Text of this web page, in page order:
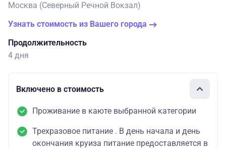
Москва (Северный Речной Вокзал)
Узнать стоимость из Вашего города
Продолжительность
4 дня
Включено в стоимость
Проживание в каюте выбранной категории
Трехразовое питание . В день начала и день
окончания круиза питание предоставляется в